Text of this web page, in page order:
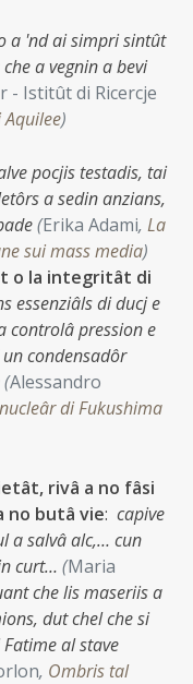
a 'nd ai simpri sintût
a vegnin a bevi
- Istitût di Ricercje
Aquilee)
pocjis testadis, tai
a sedin anzians,
(Erika Adami, La
sui mass media)
o la integritât di
essenziâls di ducj e
controlâ pression e
condensadôr
(Alessandro
di Fukushima
rivâ a no fâsi
no butâ vie: capive
a salvâ alc,… cun
curt… (Maria
che lis maseriis a
dut chel che si
al stave
, Ombris tal